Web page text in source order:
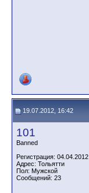
19.07.2012, 16:42
101
Banned
Регистрация: 04.04.2012
Адрес: Тольятти
Пол: Мужской
Сообщений: 23